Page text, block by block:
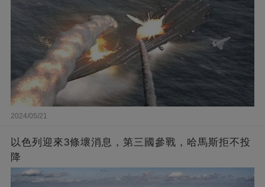
2024/05/21
以色列迎來3條壞消息，第三國參戰，哈馬斯拒不投
降